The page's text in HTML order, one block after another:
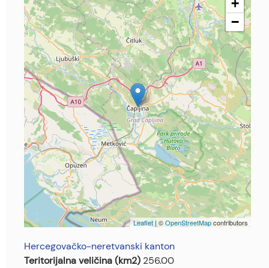
+
−
Leaflet | ©OpenStreetMapcontributors
Hercegovačko-neretvanski kanton
Teritorijalna veličina (km2) 256.00